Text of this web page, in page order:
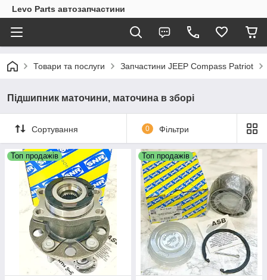
Levo Parts автозапчастини
Товари та послуги Запчастини JEEP Compass Patriot
Підшипник маточини, маточина в зборі
Сортування 0 Фільтри
Топ продажів Топ продажів